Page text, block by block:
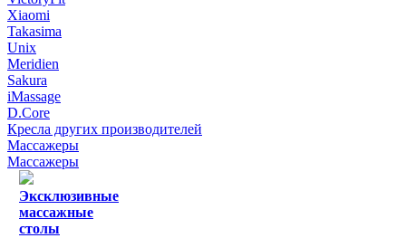
Xiaomi
Takasima
Unix
Meridien
Sakura
iMassage
D.Core
Кресла других производителей
Массажеры
Массажеры
Эксклюзивные
массажные
столы